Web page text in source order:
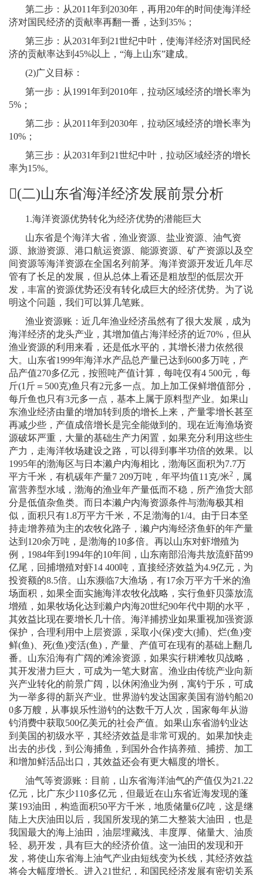
第二步：从2011年到 2030年，再用 20年的时间使海洋经
济对国民经济的贡献率再翻一番，达到 35% ；
第三步：从2031年到 21世纪中叶，使海洋经济对国民经
济的贡献率达到 45%以上，“海上山东”建成。
(2)广义目标：
第一步：从1991年到 2010年，拉动区域经济的增长率为
5% ；
第二步：从2011年到 2030年，拉动区域经济的增长率为
10% ；
第三步：从2031年到 21世纪中叶，拉动区域经济的增长
率为15%。
(二)山东省海洋经济发展前景分析
1.海洋资源优势转化为经济优势的潜能巨大
山东省是个海洋大省，渔业资源、盐业资源、油气资
源、旅游资源、港口航运资源、能源资源、矿产资源以及空
间资源等海洋资源在全国名列前茅。海洋资源开发近几年尽
管有了长足的发展，但从总体上看还是粗放型的低层次开
发，丰富的资源优势还没有转化成巨大的经济优势。为了说
明这个问题，我们可以算几笔账。
渔业资源账：近几年渔业经济虽然有了很大发展，成为
海洋经济的龙头产业，其增加值占海洋经济的近70% ，但从
渔业资源的利用来看，还是低水平的，其增长潜力依然很
大。山东省1999年海洋水产品总产量已达到 600多万吨，产
品产值270多亿元，按照吨产值计算，每吨仅有4 500元，每
斤(1 斤＝ 500克)鱼只有2元多一点。加上加工保鲜增值部分，
每斤鱼也只有3元多一点，基本上属于原料型产业。如果山
东渔业经济由量的增加转到质的增长上来，产量零增长甚至
再减少些，产值成倍增长是完全能做到的。现在近海渔场资
源破坏严重，大量的基础生产力闲置，如果充分利用这些生
产力，走海洋牧场建设之路，可以得到事半功倍的效果。以
1995年的渤海区与日本濑户内海相比，渤海区面积为7.7万
平方千米，有机碳年产量7 209万吨，年平均值11 克/米2 ，属
富营养型水域，渤海的渔业年产量低而不稳，所产渔货大部
分是低值杂鱼类。而日本濑户内海资源条件与渤海极其相
似，面积只有1.8万平方千米，不足渤海的1/4。由于日本坚
持走增养殖为主的农牧化路子，濑户内海经济鱼虾的年产量
达到 120余万吨，是渤海的10多倍。再以山东对虾增殖为
例， 1984年到 1994年的10年间，山东南部沿海共放流虾苗99
亿尾，回捕增殖对虾14 400吨，直接经济效益为4.9亿元，为
投资额的8.5倍。山东濒临7大渔场，有17余万平方千米的渔
场面积，如果全面实施海洋农牧化战略，实行鱼虾贝藻放流
增殖，如果牧场化达到濑户内海20世纪90年代中期的水平，
其效益比现在要增长几十倍。海洋捕捞业如果重视加强资源
保护，合理利用中上层资源，采取小(保)变大(捕) 、烂(鱼)变
鲜(鱼) 、死(鱼)变活(鱼) ，产量、产值可在现有的基础上翻几
番。山东沿海有广阔的滩涂资源，如果实行耕滩牧贝战略，
其开发潜力巨大，可成为一笔大财富。渔业由传统产业向新
兴产业转化的前景广阔，以休闲渔业为例，寓钓于乐，可成
为一举多得的新兴产业。世界游钓发达国家美国有游钓船20
0多万艘，从事娱乐性游钓的达数千万人次，国家每年从游
钓消费中获取500亿美元的社会产值。如果山东省游钓业达
到美国的初级水平，其经济效益是非常可观的。如果加快走
出去的步伐，到公海捕鱼，到国外合作搞养殖、捕捞、加工
和增加鲜活品出口，其效益还会有更大幅度的增长。
油气等资源账：目前，山东省海洋油气的产值仅为21.22
亿元，比广东少110多亿元，但最近在山东省近海发现的蓬
莱19­3油田，构造面积50平方千米，地质储量6亿吨，这是继
陆上大庆油田以后，我国所发现的第二大整装大油田，也是
我国最大的海上油田，油层埋藏浅、丰度厚、储量大、油质
轻、易开发，具有巨大的经济价值。这一油田的发现和开
发，将使山东省海上油气产业由短线变为长线，其经济效益
将会大幅度增长。进入 21世纪，和国民经济发展有密切关系